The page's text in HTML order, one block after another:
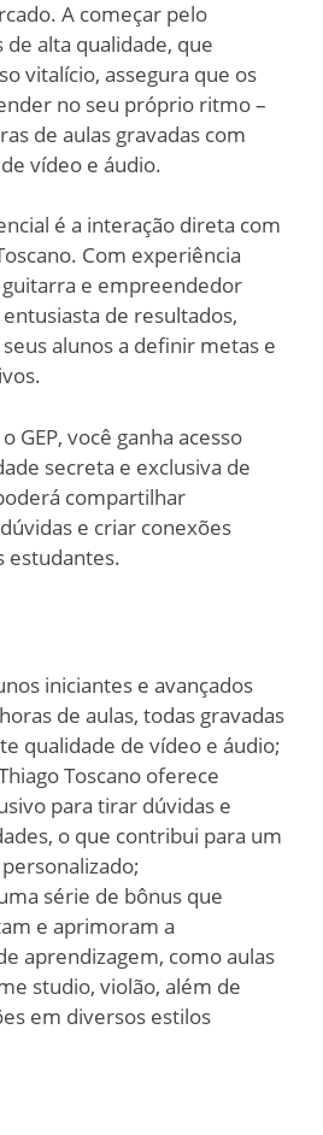
A começar pelo
alta qualidade, que
vitalício, assegura que os
no seu próprio ritmo –
de aulas gravadas com
vídeo e áudio.
é a interação direta com
Com experiência
e empreendedor
de resultados,
alunos a definir metas e
GEP, você ganha acesso
secreta e exclusiva de
compartilhar
e criar conexões
estudantes.
iniciantes e avançados
de aulas, todas gravadas
qualidade de vídeo e áudio;
Toscano oferece
para tirar dúvidas e
o que contribui para um
série de bônus que
e aprimoram a
aprendizagem, como aulas
studio, violão, além de
em diversos estilos